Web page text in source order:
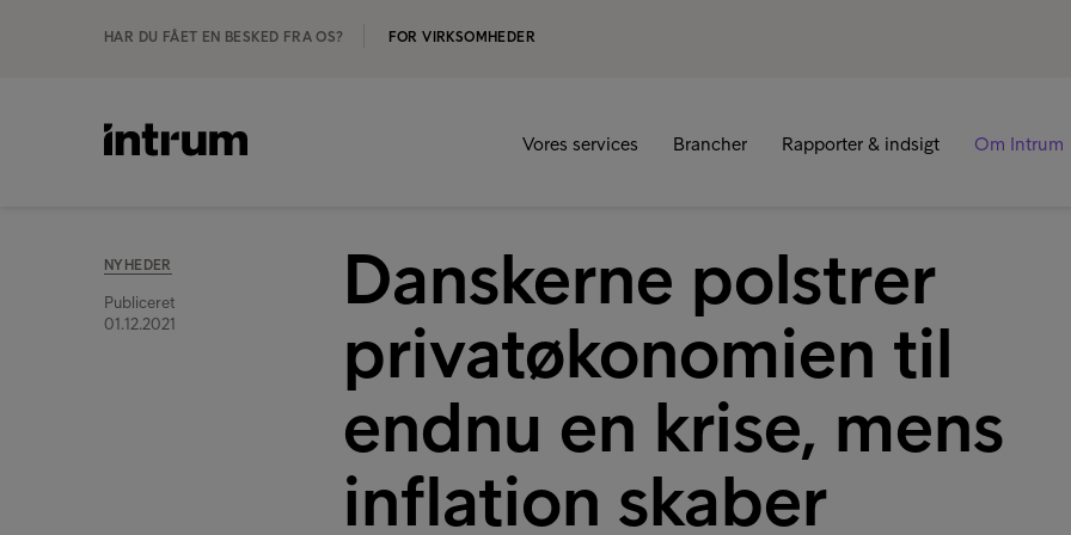
HAR DU FÅET EN BESKED FRA OS? FOR VIRKSOMHEDER
Vores services Brancher Rapporter & indsigt Om Intrum
NYHEDER
Publiceret
01.12.2021
Danskerne polstrer
privatøkonomien til
endnu en krise, mens
inflation skaber